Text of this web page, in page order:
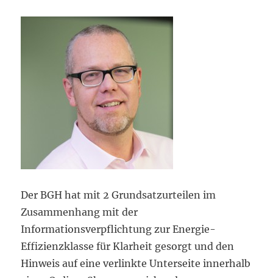
Der BGH hat mit 2 Grundsatzurteilen im
Zusammenhang mit der
Informationsverpflichtung zur Energie-
Effizienzklasse für Klarheit gesorgt und den
Hinweis auf eine verlinkte Unterseite innerhalb